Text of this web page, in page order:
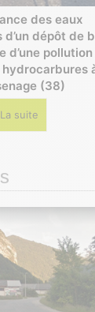
des eaux
dépôt de
d’une
hydrocarbures
(38)
La suite